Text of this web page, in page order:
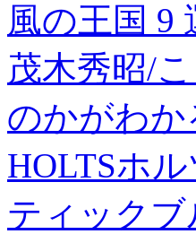
風の王国 9
茂木秀昭/
のかがわか
HOLTSホ
ティックブ